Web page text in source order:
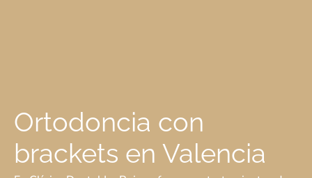
Ortodoncia con
brackets en Valencia